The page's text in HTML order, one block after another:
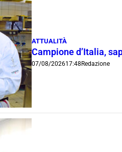
ATTUALITÀ
Campione d’Italia,
07/08/202617:48 Redazione